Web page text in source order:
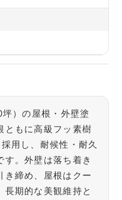
）の屋根・外壁塗
ともに高級フッ素樹
用し、耐候性・耐久
。外壁は落ち着き
き締め、屋根はクー
長期的な美観維持と